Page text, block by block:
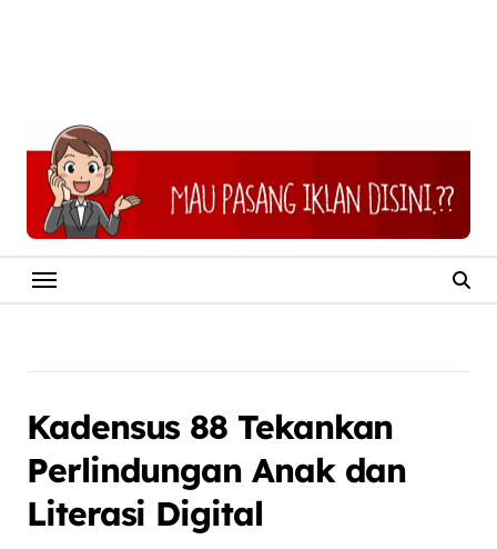
Kadensus 88 Tekankan
Perlindungan Anak dan
Literasi Digital